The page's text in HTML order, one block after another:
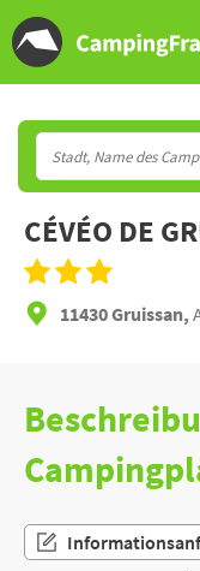
CÉVÉO DE
11430 Gruissan,